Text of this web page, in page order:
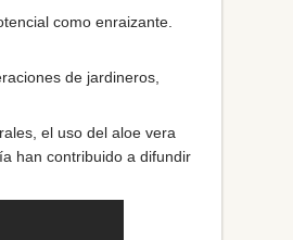
como enraizante.
de jardineros,
el uso del aloe vera
han contribuido a difundir